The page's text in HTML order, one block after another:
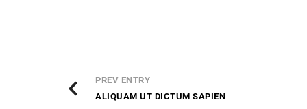
PREV ENTRY
ALIQUAM UT DICTUM SAPIEN